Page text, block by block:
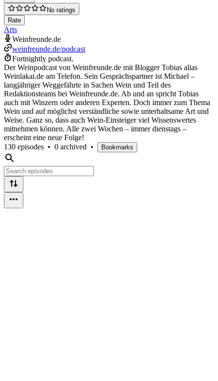
No ratings
Rate
Arts
Weinfreunde.de
weinfreunde.de/podcast
Fortnightly podcast.
Der Weinpodcast von Weinfreunde.de mit Blogger Tobias alias
Weinlakai.de am Telefon. Sein Gesprächspartner ist Michael –
langjähriger Weggefährte in Sachen Wein und Teil des
Redaktionsteams bei Weinfreunde.de. Ab und an spricht Tobias
auch mit Winzern oder anderen Experten. Doch immer zum Thema
Wein und auf möglichst verständliche sowie unterhaltsame Art und
Weise. Ganz so, dass auch Wein-Einsteiger viel Wissenswertes
mitnehmen können. Alle zwei Wochen – immer dienstags –
erscheint eine neue Folge!
130 episodes • 0 archived • Bookmarks